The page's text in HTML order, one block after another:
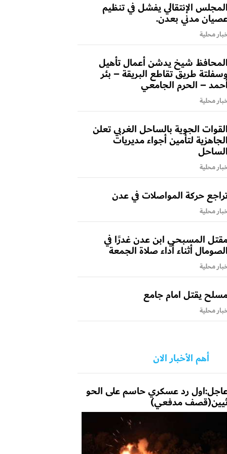
المجلس الإنتقالي يفشل في تنظيم
مدني بعدن.
محلية
المحافظ شيخ يدشن أعمال تأهيل
وسفلتة طريق تقاطع البريقة – بئر
– الحرم الجامعي
محلية
القوات الجوية بالساحل الغربي تعلن
الجاهزية لتأمين أجواء مديريات
الساحل
محلية
حركة المواصلات في عدن
محلية
المسبحي ابن عدن غدرًا في
الصومال أثناء أداء صلاة الجمعة
محلية
يقتل امام جامع
محلية
أهم الأخبار الان
رد عسكري حاسم على الحو
مدفعي)